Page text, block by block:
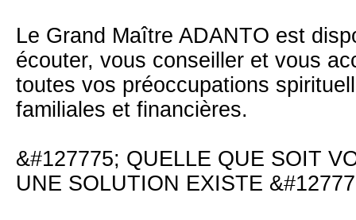
Le Grand Maître ADANTO est
écouter, vous conseiller et vous
toutes vos préoccupations
familiales et financières.
&#127775; QUELLE QUE SOIT
UNE SOLUTION EXISTE